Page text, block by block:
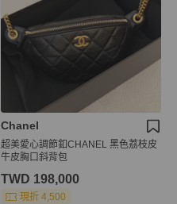
Chanel
超美愛心調節釦CHANEL 黑色荔枝皮
牛皮胸口斜背包
TWD 198,000
現折 4,500